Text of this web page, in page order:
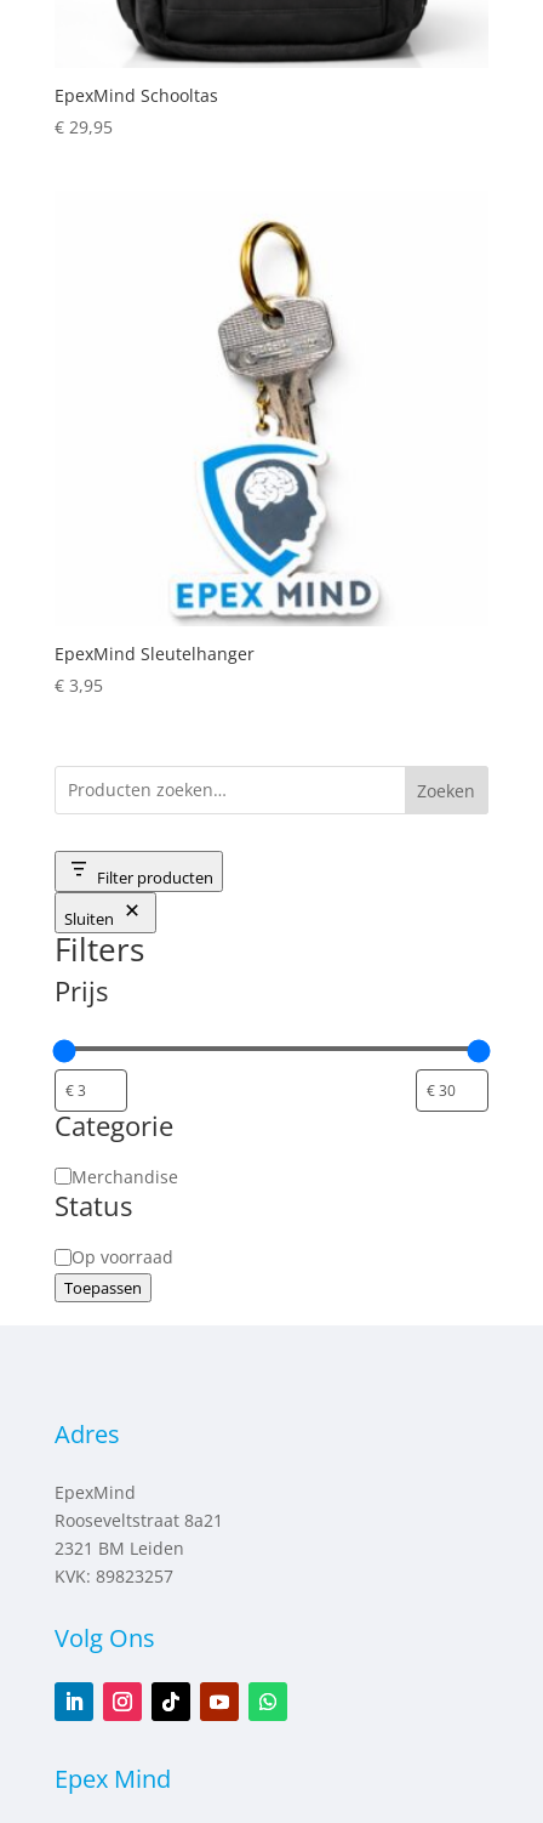
EpexMind Schooltas
€29,95
EpexMind Sleutelhanger
€3,95
Zoeken
Filter producten
Sluiten
Filters
Prijs
Categorie
Categorie
Merchandise
Status
Status
Op voorraad
Toepassen
Adres
EpexMind
Rooseveltstraat 8a21
2321 BM Leiden
KVK: 89823257
Volg Ons
Epex Mind